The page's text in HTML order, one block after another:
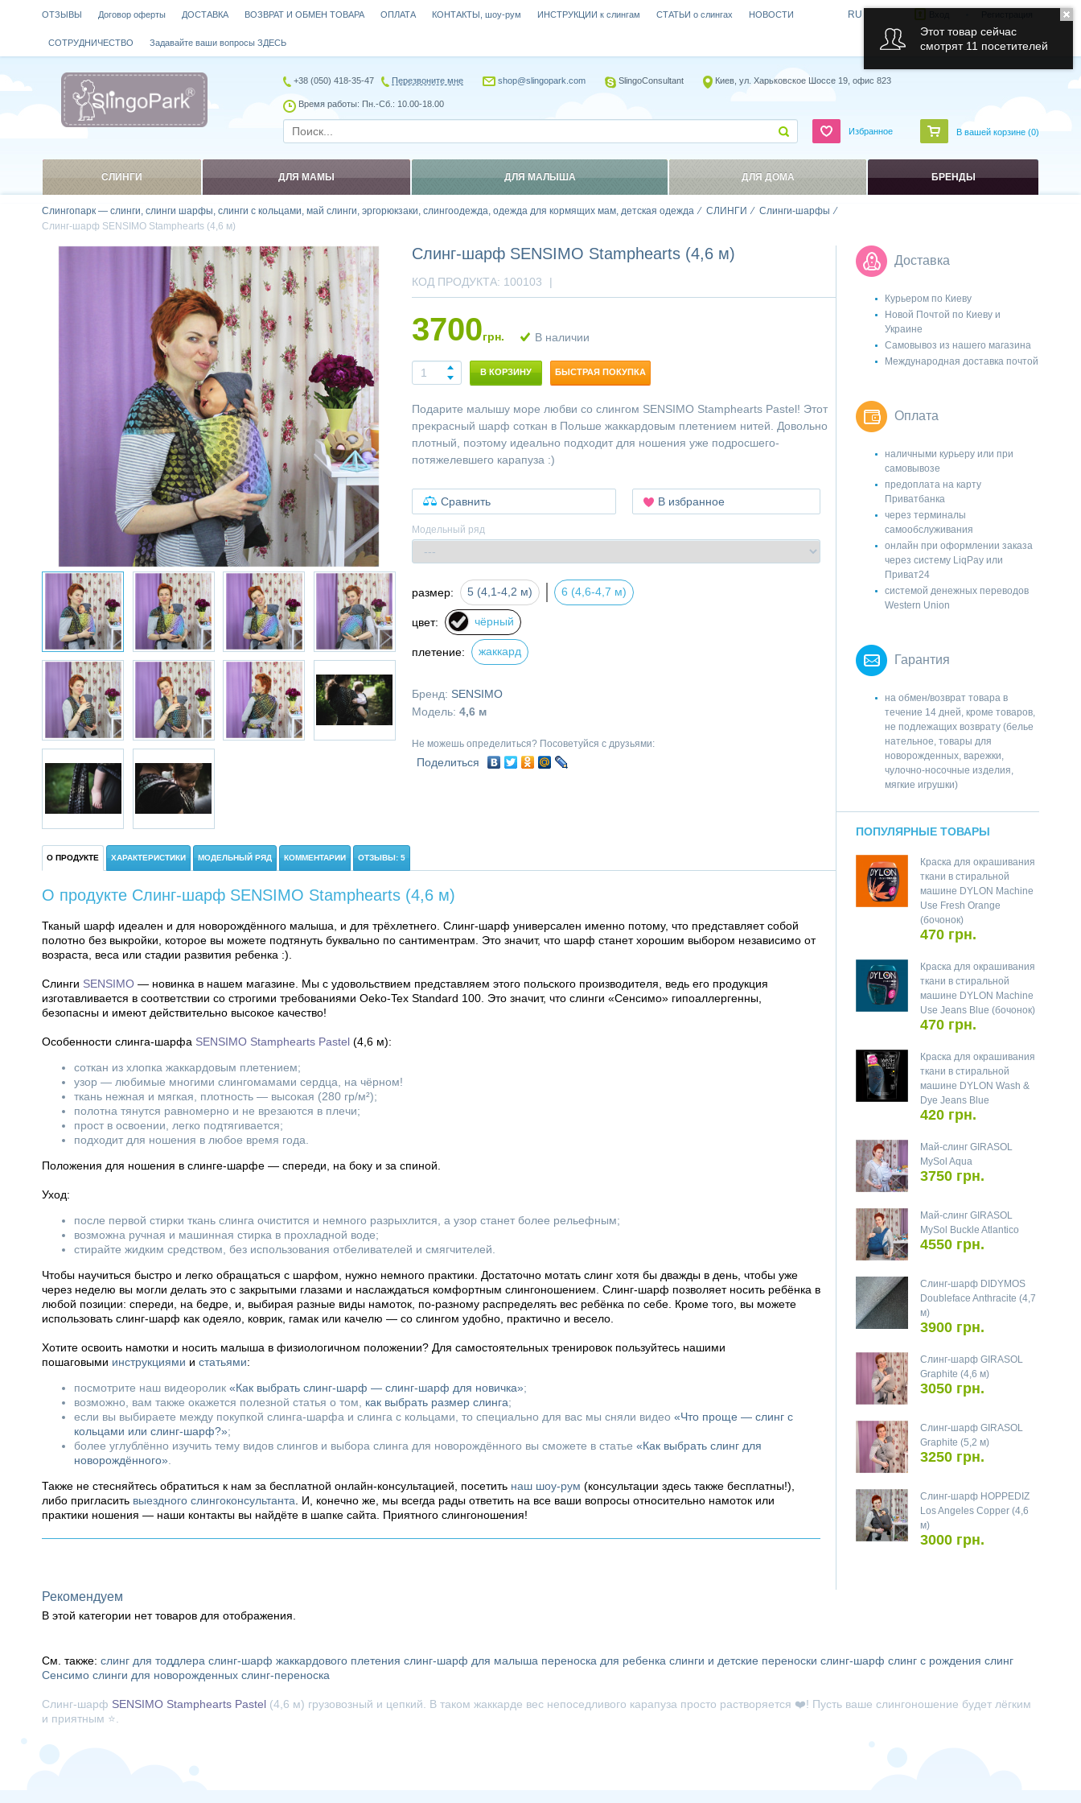
Слингопарк — слинги, слинги шарфы, слинги с кольцами, май слинги, эргорюкзаки, слингоодежда, одежда для кормящих мам, детская одежда СЛИНГИ
Слинги-шарфы
Слинг-шарф SENSIMO Stamphearts (4,6 м)
Слинг-шарф SENSIMO Stamphearts (4,6 м)
КОД ПРОДУКТА: 100103 |
3700грн. В наличии
В КОРЗИНУ БЫСТРАЯ ПОКУПКА
Подарите малышу море любви со слингом SENSIMO Stamphearts Pastel! Этот
прекрасный шарф соткан в Польше жаккардовым плетением нитей. Довольно
плотный, поэтому идеально подходит для ношения уже подросшего-
потяжелевшего карапуза :)
Сравнить В избранное
Модельный ряд
размер: 5 (4,1-4,2 м) 6 (4,6-4,7 м)
цвет: чёрный
плетение: жаккард
Бренд: SENSIMO
Модель: 4,6 м
Не можешь определиться? Посоветуйся с друзьями:
Поделиться
О ПРОДУКТЕ ХАРАКТЕРИСТИКИ МОДЕЛЬНЫЙ РЯД КОММЕНТАРИИ ОТЗЫВЫ: 5
О продукте Слинг-шарф SENSIMO Stamphearts (4,6 м)
Тканый шарф идеален и для новорождённого малыша, и для трёхлетнего. Слинг-шарф универсален именно потому, что представляет собой
полотно без выкройки, которое вы можете подтянуть буквально по сантиментрам. Это значит, что шарф станет хорошим выбором независимо от
возраста, веса или стадии развития ребенка :).
Слинги SENSIMO — новинка в нашем магазине. Мы с удовольствием представляем этого польского производителя, ведь его продукция
изготавливается в соответствии со строгими требованиями Oeko-Tex Standard 100. Это значит, что слинги «Сенсимо» гипоаллергенны,
безопасны и имеют действительно высокое качество!
Особенности слинга-шарфа SENSIMO Stamphearts Pastel (4,6 м):
соткан из хлопка жаккардовым плетением;
узор — любимые многими слингомамами сердца, на чёрном!
ткань нежная и мягкая, плотность — высокая (280 гр/м²);
полотна тянутся равномерно и не врезаются в плечи;
прост в освоении, легко подтягивается;
подходит для ношения в любое время года.
Положения для ношения в слинге-шарфе — спереди, на боку и за спиной.
Уход:
после первой стирки ткань слинга очистится и немного разрыхлится, а узор станет более рельефным;
возможна ручная и машинная стирка в прохладной воде;
стирайте жидким средством, без использования отбеливателей и смягчителей.
Чтобы научиться быстро и легко обращаться с шарфом, нужно немного практики. Достаточно мотать слинг хотя бы дважды в день, чтобы уже
через неделю вы могли делать это с закрытыми глазами и наслаждаться комфортным слингоношением. Слинг-шарф позволяет носить ребёнка в
любой позиции: спереди, на бедре, и, выбирая разные виды намоток, по-разному распределять вес ребёнка по себе. Кроме того, вы можете
использовать слинг-шарф как одеяло, коврик, гамак или качелю — со слингом удобно, практично и весело.
Хотите освоить намотки и носить малыша в физиологичном положении? Для самостоятельных тренировок пользуйтесь нашими
пошаговыми инструкциями и статьями:
посмотрите наш видеоролик «Как выбрать слинг-шарф — слинг-шарф для новичка»;
возможно, вам также окажется полезной статья о том, как выбрать размер слинга;
если вы выбираете между покупкой слинга-шарфа и слинга с кольцами, то специально для вас мы сняли видео «Что проще — слинг с
кольцами или слинг-шарф?»;
более углублённо изучить тему видов слингов и выбора слинга для новорождённого вы сможете в статье «Как выбрать слинг для
новорождённого»
Также не стесняйтесь обратиться к нам за бесплатной онлайн-консультацией, посетить наш шоу-рум (консультации здесь также бесплатны!),
либо пригласить выездного слингоконсультанта . И, конечно же, мы всегда рады ответить на все ваши вопросы относительно намоток или
практики ношения — наши контакты вы найдёте в шапке сайта. Приятного слингоношения!
Доставка
Курьером по Киеву
Новой Почтой по Киеву и
Украине
Самовывоз из нашего магазина
Международная доставка почтой
Оплата
наличными курьеру или при
самовывозе
предоплата на карту
Приватбанка
через терминалы
самообслуживания
онлайн при оформлении заказа
через систему LiqPay или
Приват24
системой денежных переводов
Western Union
Гарантия
на обмен/возврат товара в
течение 14 дней, кроме товаров,
не подлежащих возврату (белье
нательное, товары для
новорожденных, варежки,
чулочно-носочные изделия,
мягкие игрушки)
ПОПУЛЯРНЫЕ ТОВАРЫ
Краска для окрашивания
ткани в стиральной
машине DYLON Machine
Use Fresh Orange
(бочонок)
470 грн.
Краска для окрашивания
ткани в стиральной
машине DYLON Machine
Use Jeans Blue (бочонок)
470 грн.
Краска для окрашивания
ткани в стиральной
машине DYLON Wash &
Dye Jeans Blue
420 грн.
Май-слинг GIRASOL
MySol Aqua
3750 грн.
Май-слинг GIRASOL
MySol Buckle Atlantico
4550 грн.
Слинг-шарф DIDYMOS
Doubleface Anthracite (4,7
м)
3900 грн.
Слинг-шарф GIRASOL
Graphite (4,6 м)
3050 грн.
Слинг-шарф GIRASOL
Graphite (5,2 м)
3250 грн.
Слинг-шарф HOPPEDIZ
Los Angeles Copper (4,6
м)
3000 грн.
Рекомендуем
В этой категории нет товаров для отображения.
См. также: слинг для тоддлера слинг-шарф жаккардового плетения слинг-шарф для малыша переноска для ребенка слинги и детские переноски слинг-шарф слинг с рождения слинг
Сенсимо слинги для новорожденных слинг-переноска
Слинг-шарф SENSIMO Stamphearts Pastel (4,6 м) грузовозный и цепкий. В таком жаккарде вес непоседливого карапуза просто растворяется ❤️! Пусть ваше слингоношение будет лёгким
и приятным ⭐.
ОТЗЫВЫ Договор оферты ДОСТАВКА ВОЗВРАТ И ОБМЕН ТОВАРА ОПЛАТА КОНТАКТЫ, шоу-рум ИНСТРУКЦИИ к слингам СТАТЬИ о слингах НОВОСТИ
СОТРУДНИЧЕСТВО Задавайте ваши вопросы ЗДЕСЬ
RU
+38 (050) 418-35-47 Перезвоните мне shop@slingopark.com SlingoConsultant Киев, ул. Харьковское Шоссе 19, офис 823
Время работы: Пн.-Сб.: 10.00-18.00
Избранное В вашей корзине (0)
СЛИНГИ ДЛЯ МАМЫ ДЛЯ МАЛЫША ДЛЯ ДОМА БРЕНДЫ
Этот товар сейчас
смотрят 11 посетителей